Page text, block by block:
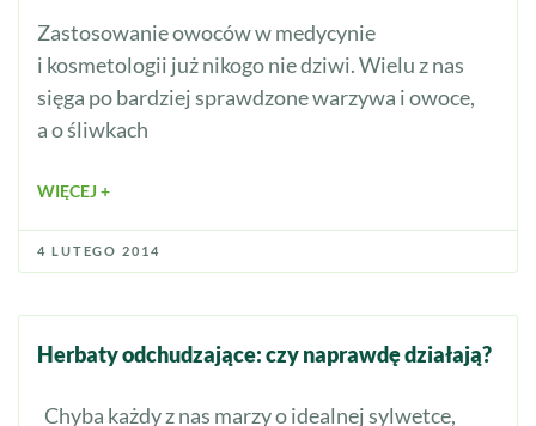
Zastosowanie owoców w medycynie
i kosmetologii już nikogo nie dziwi. Wielu z nas
sięga po bardziej sprawdzone warzywa i owoce,
a o śliwkach
WIĘCEJ +
4 LUTEGO 2014
Herbaty odchudzające: czy naprawdę działają?
Chyba każdy z nas marzy o idealnej sylwetce,